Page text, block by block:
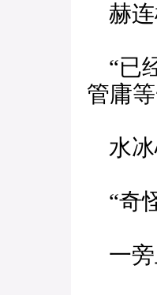
赫连
“已
管庸
水冰
“奇
一旁